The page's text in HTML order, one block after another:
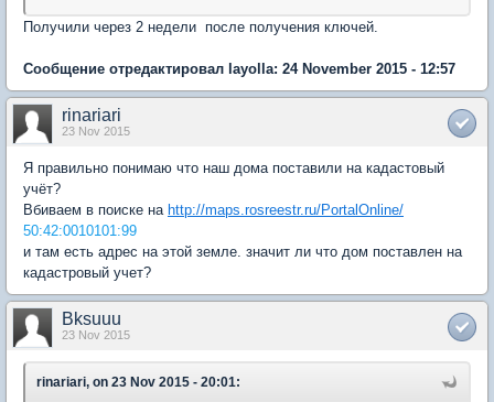
Получили через 2 недели после получения ключей.
Сообщение отредактировал layolla: 24 November 2015 - 12:57
rinariari
23 Nov 2015
Я правильно понимаю что наш дома поставили на кадастовый
учёт?
Вбиваем в поиске на http://maps.rosreestr.ru/PortalOnline/
50:42:0010101:99
и там есть адрес на этой земле. значит ли что дом поставлен на
кадастровый учет?
Bksuuu
23 Nov 2015
rinariari, on 23 Nov 2015 - 20:01: